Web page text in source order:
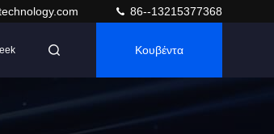
86--13215377368
Κουβέντα